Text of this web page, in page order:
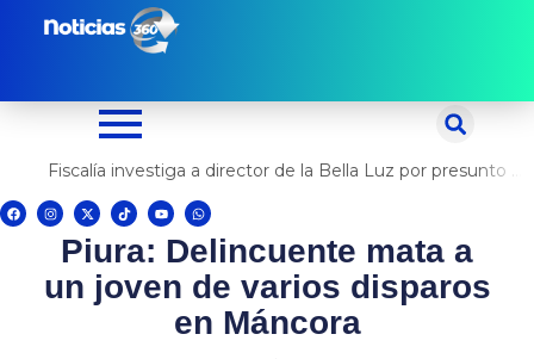
Fiscalía investiga a director de la Bella Luz por presunto abuso contra cantante Naldy Saldaña
F
a
c
I
n
s
r
a
X
-
t
w
T
i
k
t
o
Y
o
u
e
W
h
a
t
s
p
p
Piura: Delincuente mata a
un joven de varios disparos
en Máncora